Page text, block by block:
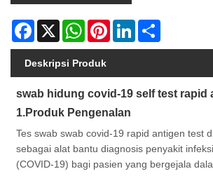
Facebook
X WhatsAppPinterestLinkedIn
Deskripsi Produk
swab hidung covid-19 self test rapid
1.Produk Pengenalan
Tes swab swab covid-19 rapid antigen test
sebagai alat bantu diagnosis penyakit
(COVID-19) bagi pasien yang bergejala